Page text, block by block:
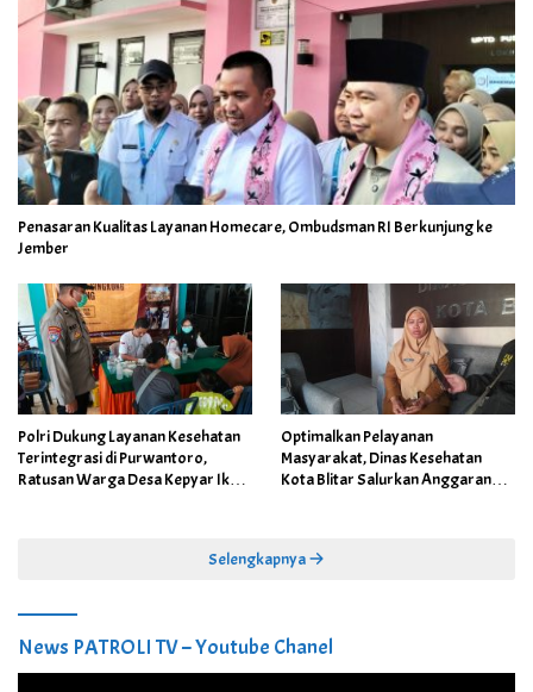
Penasaran Kualitas Layanan Homecare, Ombudsman RI Berkunjung ke
Jember
Polri Dukung Layanan Kesehatan
Terintegrasi di Purwantoro,
Ratusan Warga Desa Kepyar Ikuti
Optimalkan Pelayanan
Masyarakat, Dinas Kesehatan
Kota Blitar Salurkan Anggaran
Selengkapnya
News PATROLI TV – Youtube Chanel